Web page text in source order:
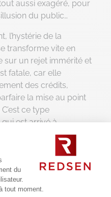
aussi exagéré, pour
du public…
l’hystérie de la
transforme vite en
sur un rejet immérité et
fatale, car elle
des crédits,
la mise au point
ce type
est arrivé à
des années quatre-
pour franchir
la diffusion d’une
du
tout moment.